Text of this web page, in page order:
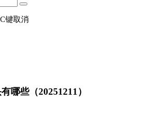
键取消
哪些（20251211）